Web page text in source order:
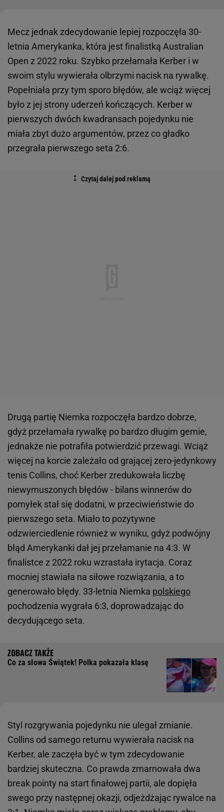
Mecz jednak zdecydowanie lepiej rozpoczęła 30-
letnia Amerykanka, która jest finalistką Australian
Open z 2022 roku. Szybko przełamała Kerber i w
swoim stylu wywierała olbrzymi nacisk na rywalkę.
Popełniała przy tym sporo błędów, ale wciąż więcej
było z jej strony uderzeń kończących. Kerber w
pierwszych dwóch kwadransach pojedynku nie
miała zbyt dużo argumentów, przez co gładko
przegrała pierwszego seta 2:6.
Drugą partię Niemka rozpoczęła bardzo dobrze,
gdyż przełamała rywalkę po bardzo długim gemie,
jednakże nie potrafiła potwierdzić przewagi. Wciąż
więcej na korcie zależało od grającej zero-jedynkowy
tenis Collins, choć Kerber zredukowała liczbę
niewymuszonych błędów - bilans winnerów do
pomyłek stał się dodatni, w przeciwieństwie do
pierwszego seta. Miało to pozytywne
odzwierciedlenie również w wyniku, gdyż podwójny
błąd Amerykanki dał jej przełamanie na 4:3. W
finalistce z 2022 roku wzrastała irytacja. Coraz
mocniej stawiała na siłowe rozwiązania, a to
generowało błędy. 33-letnia Niemka polskiego
pochodzenia wygrała 6:3, doprowadzając do
decydującego seta.
Co za słowa Świątek! Polka pokazała klasę
Styl rozgrywania pojedynku nie ulegał zmianie.
Collins od samego returnu wywierała nacisk na
Kerber, ale zaczęła być w tym zdecydowanie
bardziej skuteczna. Co prawda zmarnowała dwa
break pointy na start finałowej partii, ale dopięła
swego przy następnej okazji, odjeżdżając rywalce na